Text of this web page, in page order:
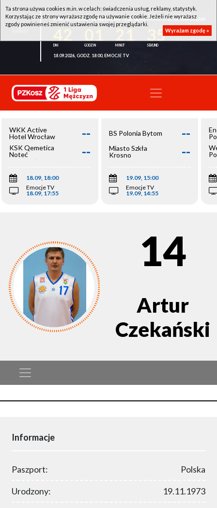
WKK ACTIVE HOTEL WROCŁAW - KSK QEMETICA NOTEĆ INOWROCŁAW
35
18.09.2026, GODZ. 18:00, EMOCJE TV
WKK Active
Hotel Wrocław
--
KSK Qemetica
Noteć
Inowrocław
--
18.09, 18:00
Emocje TV
18.09, 17:55
BS Polonia Bytom --
Miasto Szkła
Krosno
--
19.09, 15:00
Emocje TV
19.09, 14:55
14
Artur
Czekański
Informacje
Paszport: Polska
Urodzony: 19.11.1973
Ta strona używa cookies m.in. w celach: świadczenia usług, reklamy, statystyk.
Korzystając ze strony wyrażasz zgodę na używanie cookie. Jeżeli nie wyrażasz
zgody powinieneś zmienić ustawienia swojej przeglądarki.
Wyrażam zgodę »